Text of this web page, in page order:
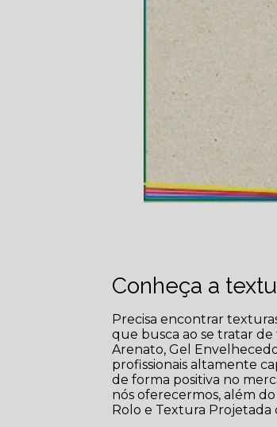
Conheça a
Precisa encontrar
que busca ao se tratar
Arenato, Gel
profissionais altamente
de forma positiva no
nós oferecermos, além
Rolo e Textura Projetada